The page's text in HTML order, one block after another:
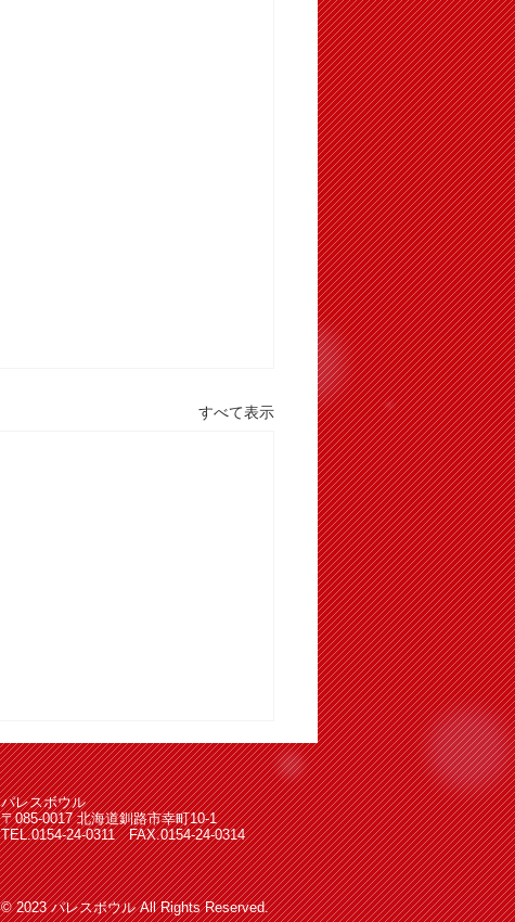
すべて表示
パレスボウル
〒085-0017 北海道釧路市幸町10-1
TEL.0154-24-0311 FAX.0154-24-0314
© 2023 パレスボウル All Rights Reserved.